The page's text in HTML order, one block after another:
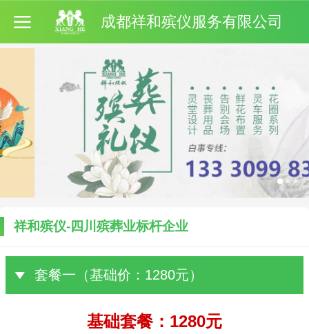
成都祥和殡仪服务有限公司
祥和殡仪-四川殡葬业标杆企业
套餐一（基础价：1280元）
基础套餐：1280元